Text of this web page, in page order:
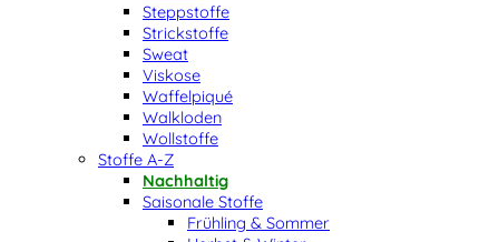
Steppstoffe
Strickstoffe
Sweat
Viskose
Waffelpiqué
Walkloden
Wollstoffe
Stoffe A-Z
Nachhaltig
Saisonale Stoffe
Frühling & Sommer